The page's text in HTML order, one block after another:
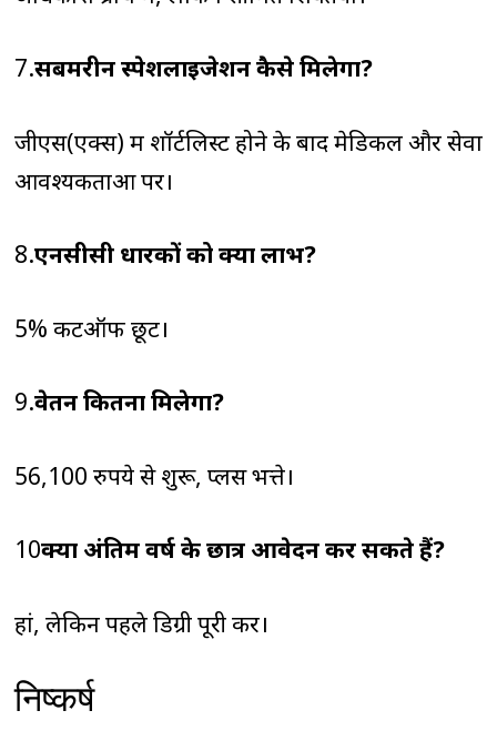
7.सबमरीन स्पेशलाइजेशन कैसे मिलेगा?
जीएस(एक्स) में शॉर्टलिस्ट होने के बाद मेडिकल और सेवा
आवश्यकताओं पर।
8.एनसीसी धारकों को क्या लाभ?
5% कटऑफ छूट।
9.वेतन कितना मिलेगा?
56,100 रुपये से शुरू, प्लस भत्ते।
10क्या अंतिम वर्ष के छात्र आवेदन कर सकते हैं?
हां, लेकिन पहले डिग्री पूरी करें।
निष्कर्ष